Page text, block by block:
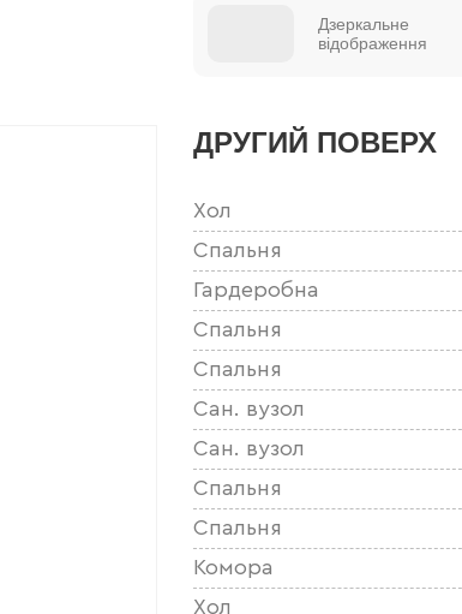
Дзеркальне
відображення
ДРУГИЙ ПОВЕРХ
Хол
Спальня
Гардеробна
Спальня
Спальня
Сан. вузол
Сан. вузол
Спальня
Спальня
Комора
Хол